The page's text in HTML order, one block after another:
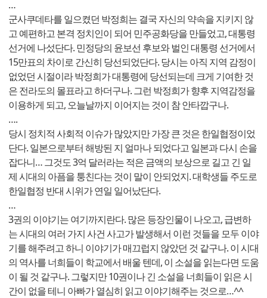
…
군사쿠데타를 일으켰던 박정희는 결국 자신의 약속을 지키지 않
고 예편하고 본격 정치인이 되어 민주공화당을 만들었고, 대통령
선거에 나섰단다. 민정당의 윤보선 후보와 벌인 대통령 선거에서
15만표의 차이로 간신히 당선되었단다. 당시는 아직 지역 감정이
없었던 시절이라 박정희가 대통령에 당선되는데 크게 기여한 것
은 전라도의 몰표라고 하더구나. 그런 박정희가 향후 지역감정을
이용하게 되고, 오늘날까지 이어지는 것이 참 안타깝구나.
….
당시 정치적 사회적 이슈가 많았지만 가장 큰 것은 한일협정이었
단다. 일본으로부터 해방된 지 얼마나 되었다고 일본과 다시 손을
잡다니… 그것도 3억 달러라는 적은 금액의 보상으로 길고 긴 일
제 시대의 아픔을 퉁친다는 것이 말이 안되었지. 대학생들 주도로
한일협정 반대 시위가 연일 일어났단다.
…
3권의 이야기는 여기까지란다. 많은 등장인물이 나오고, 급변하
는 시대의 여러 가지 사건 사고가 발생해서 이런 것들을 모두 이야
기를 해주려고 하니 이야기가 매끄럽지 않았던 것 같구나. 이 시대
의 역사를 너희들이 학교에서 배울 텐데, 이 소설을 읽는다면 도움
이 될 것 같구나. 그렇지만 10권이나 긴 소설을 너희들이 읽은 시
간이 없을 테니 아빠가 열심히 읽고 이야기해주는 것으로…^^